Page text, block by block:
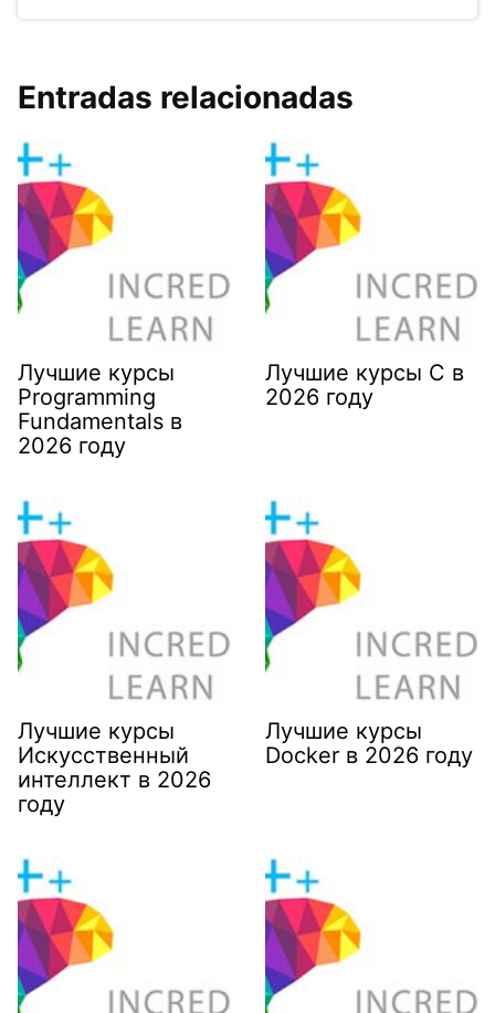
Entradas relacionadas
Лучшие курсы
Programming
Fundamentals в
2026 году
Лучшие курсы C в
2026 году
Лучшие курсы
Искусственный
интеллект в 2026
году
Лучшие курсы
Docker в 2026 году